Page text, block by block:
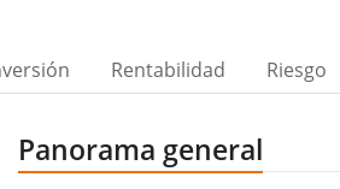
Rentabilidad Riesgo
Panorama general